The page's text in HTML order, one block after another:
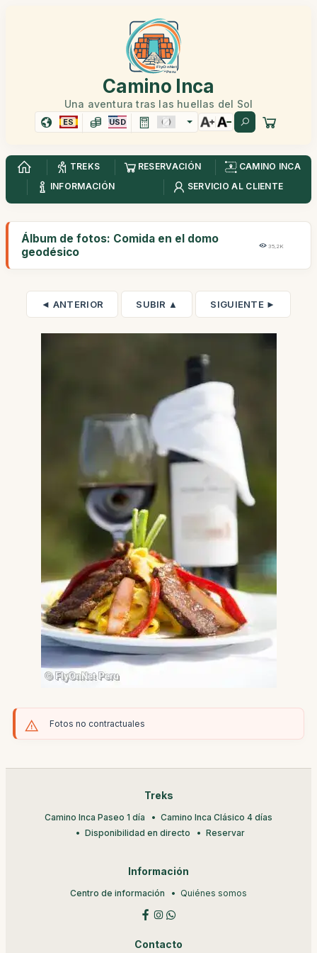
Camino Inca
Una aventura tras las huellas del Sol
ES USD
TREKS RESERVACIÓN
CAMINO INCA
INFORMACIÓN
SERVICIO AL CLIENTE
Álbum de fotos: Comida en el domo
geodésico
35,2K
◄ ANTERIOR SUBIR ▲ SIGUIENTE ►
Fotos no contractuales
Treks
Camino Inca Paseo 1 día
Camino Inca Clásico 4 días
Disponibilidad en directo
Reservar
Información
Centro de información Quiénes somos
Contacto